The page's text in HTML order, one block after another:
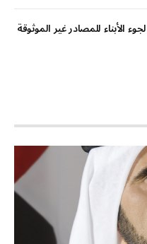
الأبناء للمصادر غير الموثوقة